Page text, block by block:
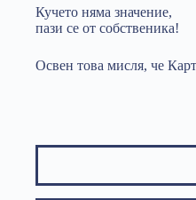
Кучето няма значение,
пази се от собственика!
Освен това мисля, че